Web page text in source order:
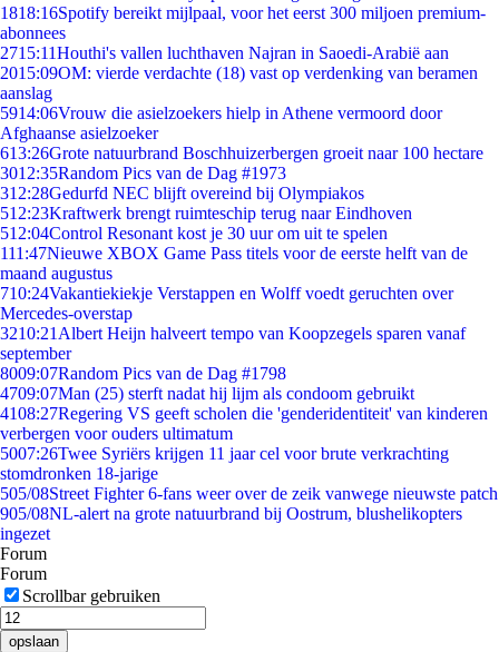
1818:16Spotify bereikt mijlpaal, voor het eerst 300 miljoen premium-
abonnees
2715:11Houthi's vallen luchthaven Najran in Saoedi-Arabië aan
2015:09OM: vierde verdachte (18) vast op verdenking van beramen
aanslag
5914:06Vrouw die asielzoekers hielp in Athene vermoord door
Afghaanse asielzoeker
613:26Grote natuurbrand Boschhuizerbergen groeit naar 100 hectare
3012:35Random Pics van de Dag #1973
312:28Gedurfd NEC blijft overeind bij Olympiakos
512:23Kraftwerk brengt ruimteschip terug naar Eindhoven
512:04Control Resonant kost je 30 uur om uit te spelen
111:47Nieuwe XBOX Game Pass titels voor de eerste helft van de
maand augustus
710:24Vakantiekiekje Verstappen en Wolff voedt geruchten over
Mercedes-overstap
3210:21 Albert Heijn halveert tempo van Koopzegels sparen vanaf
september
8009:07Random Pics van de Dag #1798
4709:07Man (25) sterft nadat hij lijm als condoom gebruikt
4108:27Regering VS geeft scholen die 'genderidentiteit' van kinderen
verbergen voor ouders ultimatum
5007:26Twee Syriërs krijgen 11 jaar cel voor brute verkrachting
stomdronken 18-jarige
505/08Street Fighter 6-fans weer over de zeik vanwege nieuwste patch
905/08NL-alert na grote natuurbrand bij Oostrum, blushelikopters
ingezet
Forum
Forum
Scrollbar gebruiken
opslaan